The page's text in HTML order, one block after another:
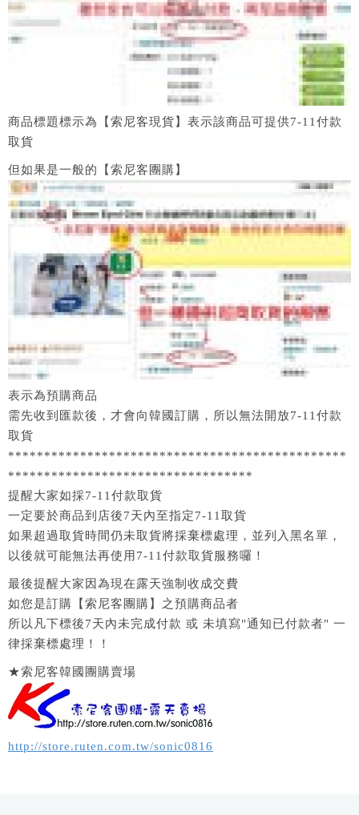
商品標題標示為【索尼客現貨】表示該商品可提供7-11付款
取貨
但如果是一般的【索尼客團購】
表示為預購商品
需先收到匯款後，才會向韓國訂購，所以無法開放7-11付款
取貨
***********************************************
**********************************
提醒大家如採7-11付款取貨
一定要於商品到店後7天內至指定7-11取貨
如果超過取貨時間仍未取貨將採棄標處理，並列入黑名單，
以後就可能無法再使用7-11付款取貨服務囉！
最後提醒大家因為現在露天強制收成交費
如您是訂購【索尼客團購】之預購商品者
所以凡下標後7天內未完成付款 或 未填寫"通知已付款者" 一
律採棄標處理！！
★索尼客韓國團購賣場
http://store.ruten.com.tw/sonic0816